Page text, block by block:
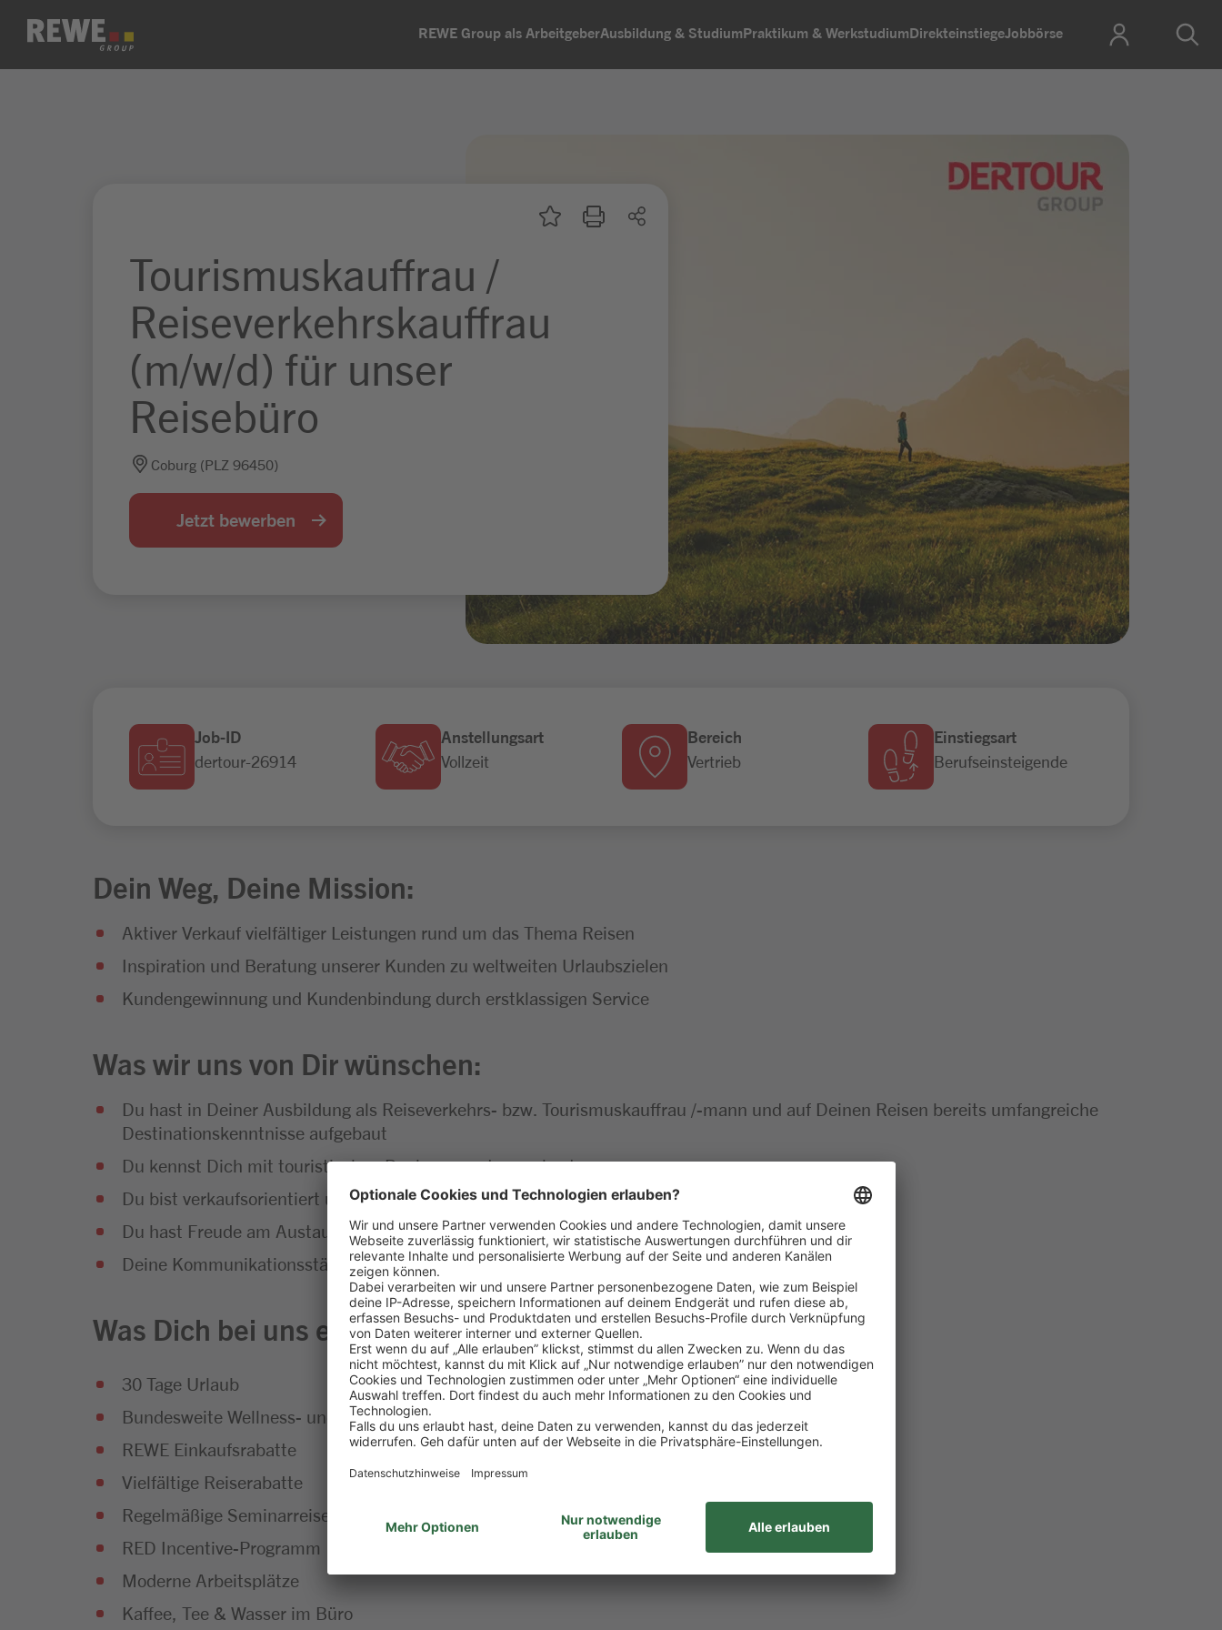
Zum Inhalt springen REWE Group als ArbeitgeberAusbildung & StudiumPraktikum & WerkstudiumDirekteinstiegeJobbörse
Tourismuskauffrau /
Reiseverkehrskauffrau
(m/w/d) für unser
Reisebüro
Coburg (PLZ 96450)
Jetzt bewerben
Job-ID
dertour-26914
Anstellungsart
Vollzeit
Bereich
Vertrieb
Einstiegsart
Berufseinsteigende
Dein Weg, Deine Mission:
Aktiver Verkauf vielfältiger Leistungen rund um das Thema Reisen
Inspiration und Beratung unserer Kunden zu weltweiten Urlaubszielen
Kundengewinnung und Kundenbindung durch erstklassigen Service
Was wir uns von Dir wünschen:
Du hast in Deiner Ausbildung als Reiseverkehrs- bzw. Tourismuskauffrau /-mann und auf Deinen Reisen bereits umfangreiche
Destinationskenntnisse aufgebaut
Du kennst Dich mit touristischen Buchungssystemen bestens aus
Du bist verkaufsorientiert und hast Spaß am Thema Reisen
Du hast Freude am Austausch und Umgang mit Menschen
Deine Kommunikationsstärke überzeugt und begeistert
Was Dich bei uns erwartet:
30 Tage Urlaub
Bundesweite Wellness- und Fitnessangebote
REWE Einkaufsrabatte
Vielfältige Reiserabatte
Regelmäßige Seminarreisen
RED Incentive-Programm
Moderne Arbeitsplätze
Kaffee, Tee & Wasser im Büro